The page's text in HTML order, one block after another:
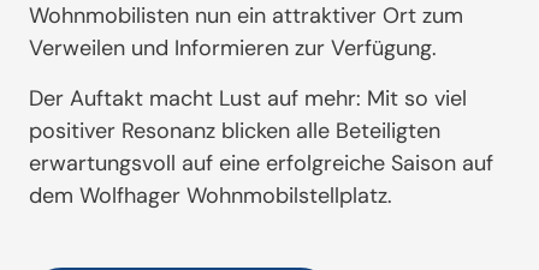
Wohnmobilisten nun ein attraktiver Ort zum
Verweilen und Informieren zur Verfügung.
Der Auftakt macht Lust auf mehr: Mit so viel
positiver Resonanz blicken alle Beteiligten
erwartungsvoll auf eine erfolgreiche Saison auf
dem Wolfhager Wohnmobilstellplatz.